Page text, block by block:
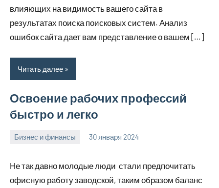
влияющих на видимость вашего сайта в
результатах поиска поисковых систем. Анализ
ошибок сайта дает вам представление о вашем […]
Читать далее
Освоение рабочих профессий
быстро и легко
Бизнес и финансы 30 января 2024
home_teplo_r
Не так давно молодые люди стали предпочитать
офисную работу заводской, таким образом баланс